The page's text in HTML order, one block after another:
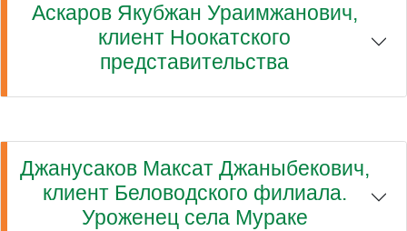
Аскаров Якубжан Ураимжанович,
клиент Ноокатского
представительства
Джанусаков Максат Джаныбекович,
клиент Беловодского филиала.
Уроженец села Мураке